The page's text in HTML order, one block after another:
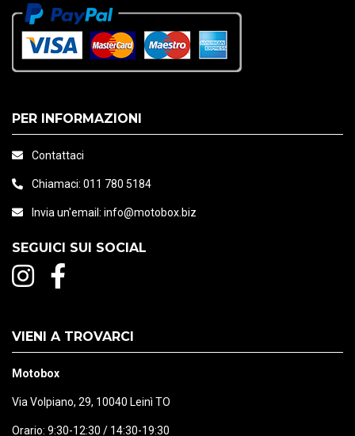
n.1907/2006)
• Conforme alla normativa PFAS
• Componenti di fissaggio Duraflex®
• Tessuto resistente ai raggi UV (fino a 1.500 ore)
• Struttura impermeabile con corpo termosaldato
• Chiusura arrotolata con fibbie laterali a sgancio
rapido
PER INFORMAZIONI
Contattaci
Chiamaci: 011 780 5184
Invia un'email: info@motobox.biz
SEGUICI SUI SOCIAL
VIENI A TROVARCI
Motobox
Via Volpiano, 29, 10040 Leinì TO
Orario: 9:30-12:30 / 14:30-19:30